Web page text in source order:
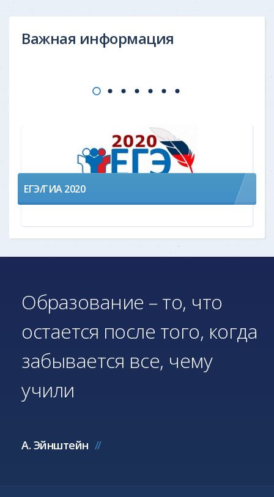
Важная информация
ЕГЭ/ГИА 2020
Образование – то, что
остается после того, когда
забывается все, чему
учили
А. Эйнштейн